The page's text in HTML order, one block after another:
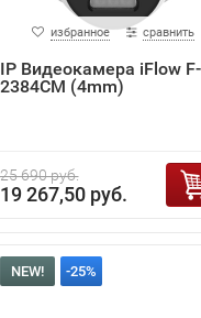
избранное сравнить
IP Видеокамера iFlow
2384CM (4mm)
25 690 руб.
19 267,50 руб.
NEW! -25%